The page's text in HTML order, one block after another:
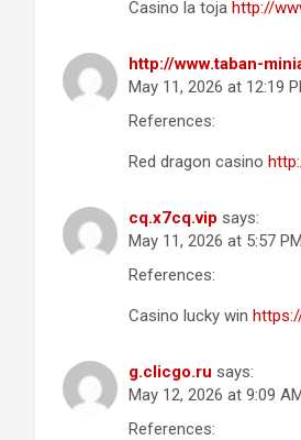
Casino la toja http://
http://www.taban-
May 11, 2026 at 12:19
References:
Red dragon casino
cq.x7cq.vip says:
May 11, 2026 at 5:57 PM
References:
Casino lucky win
g.clicgo.ru says:
May 12, 2026 at 9:09
References: